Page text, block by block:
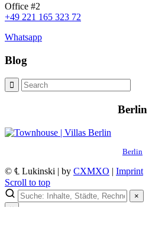
Office #2
+49 221 165 323 72
Whatsapp
Blog
Berlin
Berlin
© ℄ Lukinski | by CXMXO | Imprint
Scroll to top
×
×